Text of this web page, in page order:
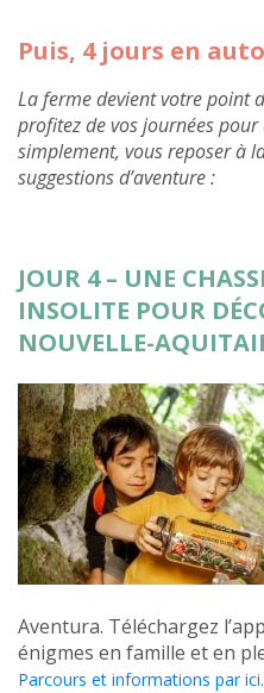
Puis, 4 jours en
La ferme devient votre point
profitez de vos journées
simplement, vous reposer à
suggestions d’aventure :
JOUR 4 – UNE
INSOLITE POUR
NOUVELLE-
Aventura. Téléchargez
énigmes en famille et en
Parcours et informations par ici.